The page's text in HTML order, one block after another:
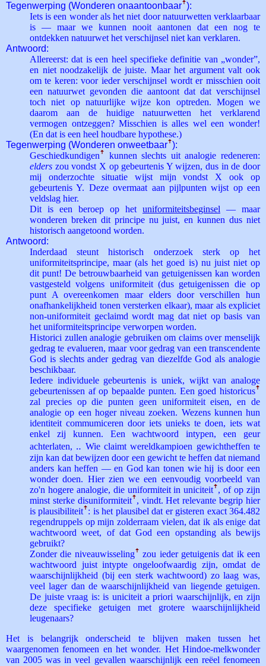
Tegenwerping (Wonderen onaantoonbaarꜛ):
Iets is een wonder als het niet door natuurwetten verklaarbaar
is — maar we kunnen nooit aantonen dat een nog te
ontdekken natuurwet het verschijnsel niet kan verklaren.
Antwoord:
Allereerst: dat is een heel specifieke definitie van „wonder”,
en niet noodzakelijk de juiste. Maar het argument valt ook
om te keren: voor ieder verschijnsel wordt er misschien ooit
een natuurwet gevonden die aantoont dat dat verschijnsel
toch niet op natuurlijke wijze kon optreden. Mogen we
daarom aan de huidige natuurwetten het verklarend
vermogen ontzeggen? Misschien is alles wel een wonder!
(En dat is een heel houdbare hypothese.)
Tegenwerping (Wonderen onweetbaarꜛ):
Geschiedkundigen ꜛ
kunnen slechts uit analogie redeneren:
elders zou vondst X op gebeurtenis Y wijzen, dus in de door
mij onderzochte situatie wijst mijn vondst X ook op
gebeurtenis Y. Deze overmaat aan pijlpunten wijst op een
veldslag hier.
Dit is een beroep op het uniformiteitsbeginsel — maar
wonderen breken dit principe nu juist, en kunnen dus niet
historisch aangetoond worden.
Antwoord:
Inderdaad steunt historisch onderzoek sterk op het
uniformiteitsprincipe, maar (als het goed is) nu juist niet op
dit punt! De betrouwbaarheid van getuigenissen kan worden
vastgesteld volgens uniformiteit (dus getuigenissen die op
punt A overeenkomen maar elders door verschillen hun
onafhankelijkheid tonen versterken elkaar), maar als expliciet
non-uniformiteit geclaimd wordt mag dat niet op basis van
het uniformiteitsprincipe verworpen worden.
Historici zullen analogie gebruiken om claims over menselijk
gedrag te evalueren, maar voor gedrag van een transcendente
God is slechts ander gedrag van diezelfde God als analogie
beschikbaar.
Iedere individuele gebeurtenis is uniek, wijkt van analoge
gebeurtenissen af op bepaalde punten. Een goed historicusꜛ
zal precies op die punten geen uniformiteit eisen, en de
analogie op een hoger niveau zoeken. Wezens kunnen hun
identiteit commumiceren door iets unieks te doen, iets wat
enkel zij kunnen. Een wachtwoord intypen, een geur
achterlaten, ‥ Wie claimt wereldkampioen gewichtheffen te
zijn kan dat bewijzen door een gewicht te heffen dat niemand
anders kan heffen — en God kan tonen wie hij is door een
wonder doen. Hier zien we een eenvoudig voorbeeld van
zo'n hogere analogie, die uniformiteit in uniciteitꜛ , of op zijn
minst sterke disuniformiteitꜛ , vindt. Het relevante begrip hier
is plausibiliteitꜛ : is het plausibel dat er gisteren exact 364.482
regendruppels op mijn zolderraam vielen, dat ik als enige dat
wachtwoord weet, of dat God een opstanding als bewijs
gebruikt?
Zonder die niveauwisselingꜛ zou ieder getuigenis dat ik een
wachtwoord juist intypte ongeloofwaardig zijn, omdat de
waarschijnlijkheid (bij een sterk wachtwoord) zo laag was,
veel lager dan de waarschijnlijkheid van liegende getuigen.
De juiste vraag is: is uniciteit a priori waarschijnlijk, en zijn
deze specifieke getuigen met grotere waarschijnlijkheid
leugenaars?
Het is belangrijk onderscheid te blijven maken tussen het
waargenomen fenomeen en het wonder. Het Hindoe-melkwonder
van 2005 was in veel gevallen waarschijnlijk een reëel fenomeen